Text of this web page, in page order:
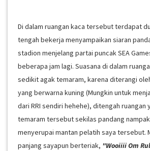
Di dalam ruangan kaca tersebut terdapat
tengah bekerja menyampaikan siaran
stadion menjelang partai puncak SEA
beberapa jam lagi. Suasana di dalam
sedikit agak temaram, karena diterangi
yang berwarna kuning (Mungkin untuk
dari RRI sendiri hehehe), ditengah ruangan
temaram tersebut sekilas pandang
menyerupai mantan pelatih saya tersebut.
panjang sayapun berteriak, "Wooiiii Om